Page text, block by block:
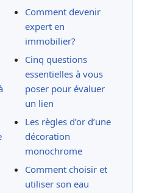
Comment devenir
expert en
immobilier?
Cinq questions
essentielles à vous
poser pour évaluer
un lien
Les règles d’or d’une
décoration
monochrome
Comment choisir et
utiliser son eau